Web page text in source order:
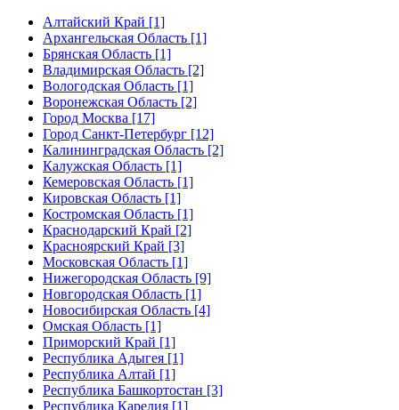
Алтайский Край [1]
Архангельская Область [1]
Брянская Область [1]
Владимирская Область [2]
Вологодская Область [1]
Воронежская Область [2]
Город Москва [17]
Город Санкт-Петербург [12]
Калининградская Область [2]
Калужская Область [1]
Кемеровская Область [1]
Кировская Область [1]
Костромская Область [1]
Краснодарский Край [2]
Красноярский Край [3]
Московская Область [1]
Нижегородская Область [9]
Новгородская Область [1]
Новосибирская Область [4]
Омская Область [1]
Приморский Край [1]
Республика Адыгея [1]
Республика Алтай [1]
Республика Башкортостан [3]
Республика Карелия [1]